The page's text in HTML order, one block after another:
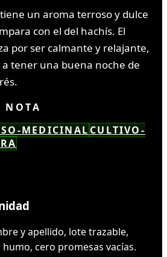
un aroma terroso y dulce
con el del hachís. El
por ser calmante y relajante,
tener una buena noche de
NOTA
MEDICINAL CULTIVO-
y apellido, lote trazable,
cero promesas vacías.